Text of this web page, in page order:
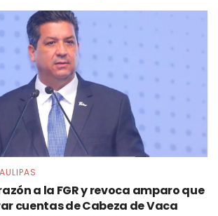
a la FGR y revoca amparo que
cuentas de Cabeza de Vaca